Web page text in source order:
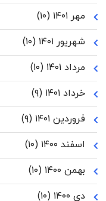
مهر ۱۴۰۱
(۱۰)
شهریور ۱۴۰۱
(۱۰)
مرداد ۱۴۰۱
(۱۰)
خرداد ۱۴۰۱
(۹)
فروردین ۱۴۰۱
(۹)
اسفند ۱۴۰۰
(۱۰)
بهمن ۱۴۰۰
(۱۰)
دی ۱۴۰۰
(۱۰)